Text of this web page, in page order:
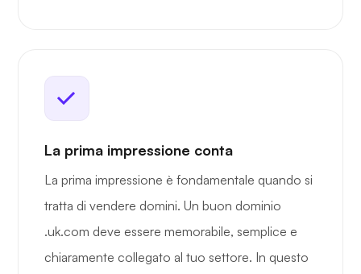
La prima impressione conta
La prima impressione è fondamentale quando si
tratta di vendere domini. Un buon dominio
.uk.com deve essere memorabile, semplice e
chiaramente collegato al tuo settore. In questo